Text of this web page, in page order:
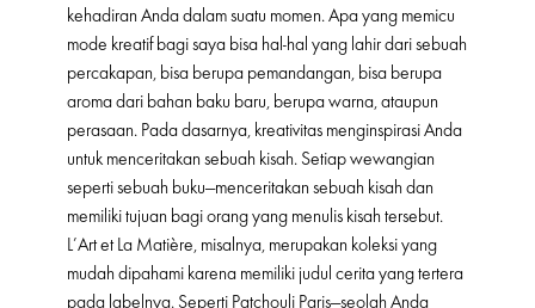
kehadiran Anda dalam suatu momen. Apa yang memicu
mode kreatif bagi saya bisa hal-hal yang lahir dari sebuah
percakapan, bisa berupa pemandangan, bisa berupa
aroma dari bahan baku baru, berupa warna, ataupun
perasaan. Pada dasarnya, kreativitas menginspirasi Anda
untuk menceritakan sebuah kisah. Setiap wewangian
seperti sebuah buku—menceritakan sebuah kisah dan
memiliki tujuan bagi orang yang menulis kisah tersebut.
L’Art et La Matière, misalnya, merupakan koleksi yang
mudah dipahami karena memiliki judul cerita yang tertera
pada labelnya. Seperti Patchouli Paris—seolah Anda